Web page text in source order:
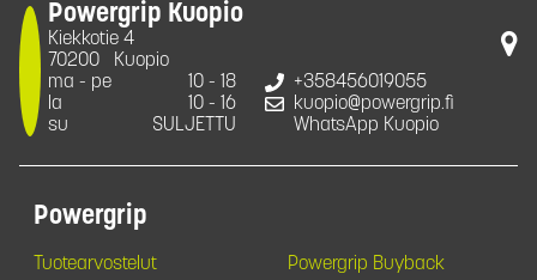
Powergrip Kuopio
Kiekkotie 4
70200
Kuopio
ma - pe
10 - 18
la
10 - 16
su
SULJETTU
+358456019055
kuopio@powergrip.fi
WhatsApp Kuopio
Powergrip
Tuotearvostelut Powergrip Buyback